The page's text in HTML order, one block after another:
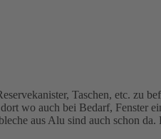
Taschen, etc. zu
wo auch bei Bedarf, Fenster
aus Alu sind auch schon